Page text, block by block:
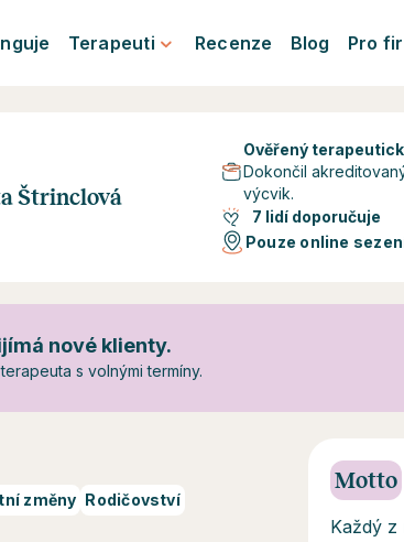
Terapeuti Recenze Blog Pro
Štrinclová
Ověřený
Dokončil
výcvik.
7 lidí doporučuje
Pouze online
nové klienty.
s volnými termíny.
změny Rodičovství
Motto
Každý z